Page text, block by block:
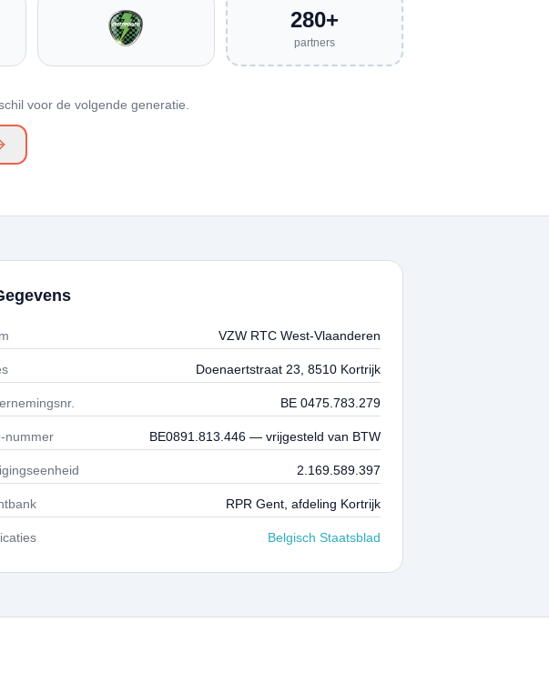
280+
partners
voor de volgende generatie.
VZW RTC West-Vlaanderen
Doenaertstraat 23, 8510 Kortrijk
BE 0475.783.279
nummer BE0891.813.446 — vrijgesteld van BTW
2.169.589.397
RPR Gent, afdeling Kortrijk
Belgisch Staatsblad